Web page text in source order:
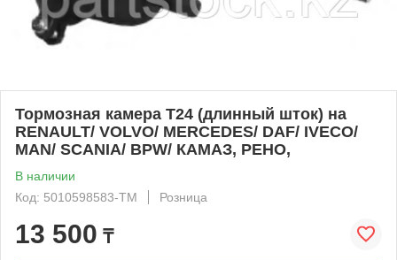
Тормозная камера T24 (длинный шток) на
RENAULT/ VOLVO/ MERCEDES/ DAF/ IVECO/
MAN/ SCANIA/ BPW/ КАМАЗ, РЕНО,
В наличии
Код: 5010598583-TM
Розница
13 500 ₸